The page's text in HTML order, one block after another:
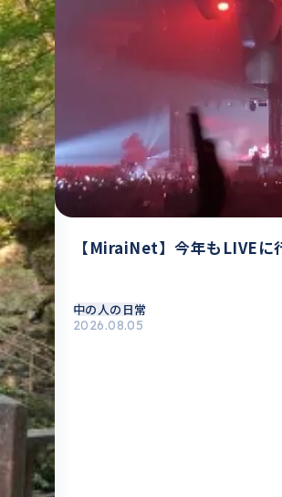
【MiraiNet】今年もLIVEに
中の人の日常
2026.08.05